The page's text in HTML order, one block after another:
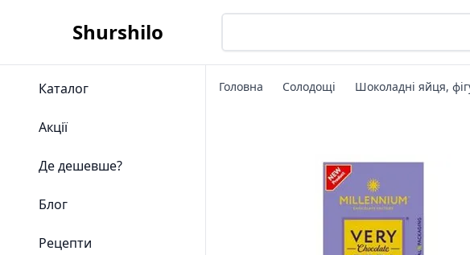
Shurshilo
Каталог
Акції
Де дешевше?
Блог
Рецепти
Головна Солодощі Шоколадні яйця,